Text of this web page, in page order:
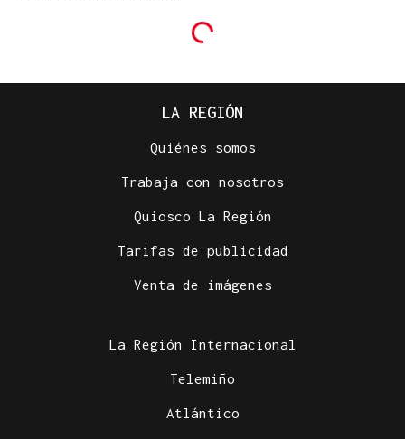
LA REGIÓN
Quiénes somos
Trabaja con nosotros
Quiosco La Región
Tarifas de publicidad
Venta de imágenes
La Región Internacional
Telemiño
Atlántico